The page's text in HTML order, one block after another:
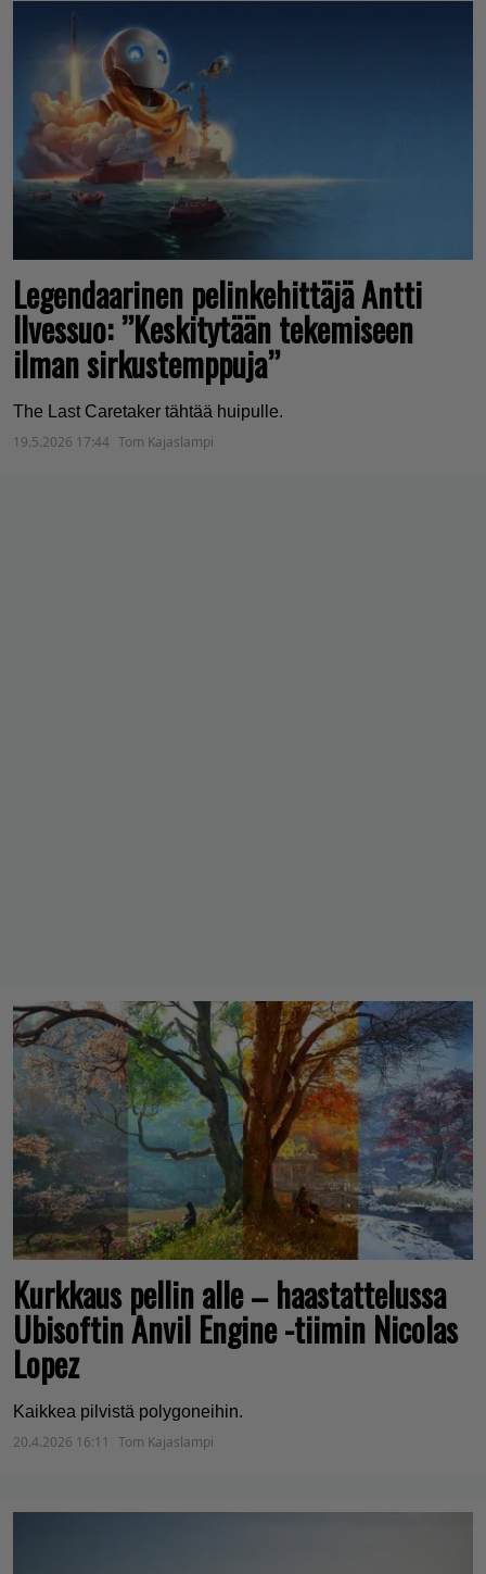
Legendaarinen pelinkehittäjä Antti
Ilvessuo: ”Keskitytään tekemiseen
ilman sirkustemppuja”
The Last Caretaker tähtää huipulle.
19.5.2026 17:44 Tom Kajaslampi
Kurkkaus pellin alle – haastattelussa
Ubisoftin Anvil Engine -tiimin Nicolas
Lopez
Kaikkea pilvistä polygoneihin.
20.4.2026 16:11
Tom Kajaslampi